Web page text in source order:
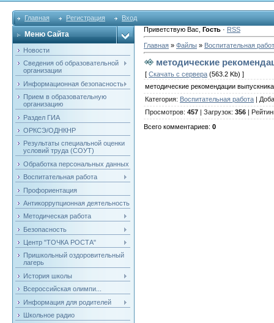
Главная Регистрация Вход
Меню Сайта
Новости
Сведения об образовательной
организации
Информационная безопасность
Прием в образовательную
организацию
Раздел ГИА
ОРКСЭ/ОДНКНР
Результаты специальной оценки
условий труда (СОУТ)
Обработка персональных данных
Воспитательная работа
Профориентация
Антикоррупционная деятельность
Методическая работа
Безопасность
Центр "ТОЧКА РОСТА"
Пришкольный оздоровительный
лагерь
История школы
Всероссийская олимпи...
Информация для родителей
Школьное радио
Приветствую Вас Гость · RSS
Главная » Файлы » Воспитательная
методические
[ Скачать с сервера (563.2 Kb) ]
методические рекомендации
Категория: Воспитательная работа
Просмотров: 457 Загрузок: 356
Всего комментариев: 0